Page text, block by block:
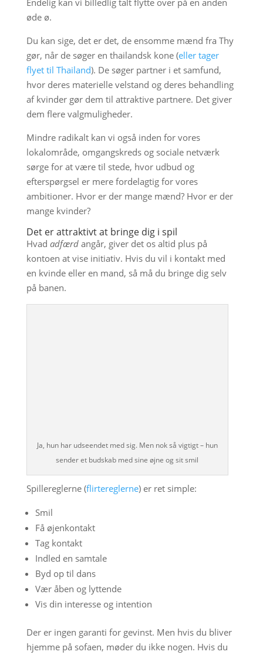
øde ø.
Du kan sige, det er det, de ensomme mænd fra Thy
gør, når de søger en thailandsk kone (eller tager
flyet til Thailand). De søger partner i et samfund,
hvor deres materielle velstand og deres behandling
af kvinder gør dem til attraktive partnere. Det giver
dem flere valgmuligheder.
Mindre radikalt kan vi også inden for vores
lokalområde, omgangskreds og sociale netværk
sørge for at være til stede, hvor udbud og
efterspørgsel er mere fordelagtig for vores
ambitioner. Hvor er der mange mænd? Hvor er der
mange kvinder?
Det er attraktivt at bringe dig i spil
Hvad adfærdangår, giver det os altid plus på
kontoen at vise initiativ. Hvis du vil i kontakt med
en kvinde eller en mand, så må du bringe dig selv
på banen.
Ja, hun har udseendet med sig. Men nok så vigtigt – hun
sender et budskab med sine øjne og sit smil
Spillereglerne (flirtereglerne) er ret simple:
Smil
Få øjenkontakt
Tag kontakt
Indled en samtale
Byd op til dans
Vær åben og lyttende
Vis din interesse og intention
Der er ingen garanti for gevinst. Men hvis du bliver
hjemme på sofaen, møder du ikke nogen. Hvis du